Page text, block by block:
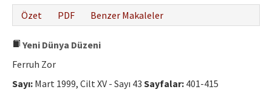
İletişim
Özet
PDF Benzer Makaleler
Yeni Dünya Düzeni
Ferruh Zor
Sayı: Mart 1999, Cilt XV - Sayı 43 Sayfalar: 401-415